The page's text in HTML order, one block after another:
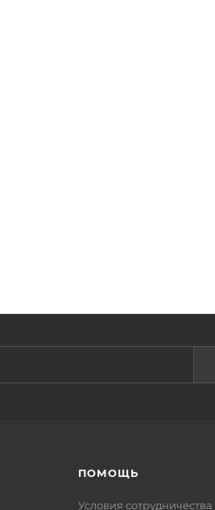
ПОМОЩЬ
Условия сотрудничества